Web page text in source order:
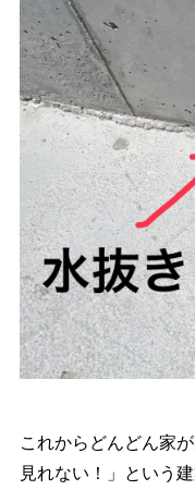
これからどんどん家
見れない！」という